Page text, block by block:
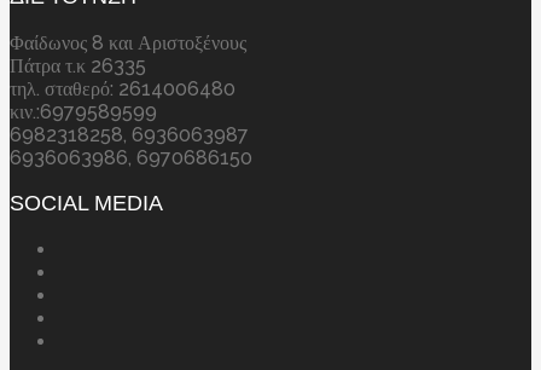
Φαίδωνος 8 και Αριστοξένους
Πάτρα τ.κ 26335
τηλ. σταθερό: 2614006480
κιν.:6979589599
6982318258, 6936063987
6936063986, 6970686150
SOCIAL MEDIA